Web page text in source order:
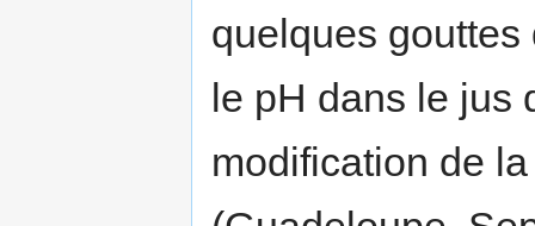
quelques
le pH dans le jus
modification de